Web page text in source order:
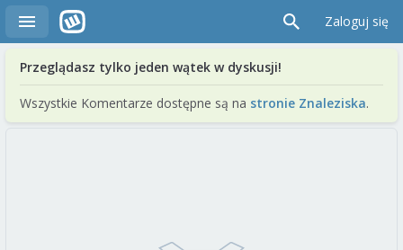
Zaloguj się
Przeglądasz tylko jeden wątek w dyskusji!
Wszystkie Komentarze dostępne są na stronie Znaleziska.